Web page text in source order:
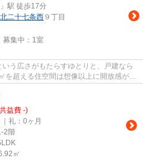
」駅 徒歩17分
北二十七条西 ９丁目
集中： 1室
う広さがもたらすゆとりと、戸建なら
益費 -)
礼：0ヶ月
2階
㎡